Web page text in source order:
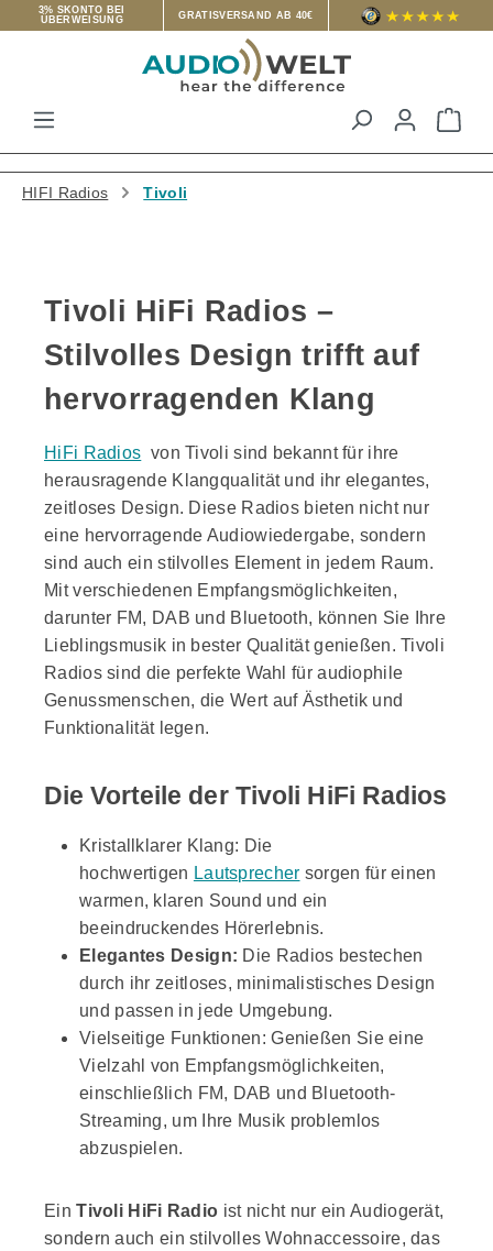
3% SKONTO BEI
ÜBERWEISUNG
GRATISVERSAND AB 40€
HIFI Radios Tivoli
Tivoli HiFi Radios –
Stilvolles Design trifft auf
hervorragenden Klang
HiFi Radios von Tivoli sind bekannt für ihre
herausragende Klangqualität und ihr elegantes,
zeitloses Design. Diese Radios bieten nicht nur
eine hervorragende Audiowiedergabe, sondern
sind auch ein stilvolles Element in jedem Raum.
Mit verschiedenen Empfangsmöglichkeiten,
darunter FM, DAB und Bluetooth, können Sie Ihre
Lieblingsmusik in bester Qualität genießen. Tivoli
Radios sind die perfekte Wahl für audiophile
Genussmenschen, die Wert auf Ästhetik und
Funktionalität legen.
Die Vorteile der Tivoli HiFi Radios
Kristallklarer Klang: Die
hochwertigen Lautsprecher sorgen für einen
warmen, klaren Sound und ein
beeindruckendes Hörerlebnis.
Elegantes Design: Die Radios bestechen
durch ihr zeitloses, minimalistisches Design
und passen in jede Umgebung.
Vielseitige Funktionen: Genießen Sie eine
Vielzahl von Empfangsmöglichkeiten,
einschließlich FM, DAB und Bluetooth-
Streaming, um Ihre Musik problemlos
abzuspielen.
EinTivoli HiFi Radio ist nicht nur ein Audiogerät,
sondern auch ein stilvolles Wohnaccessoire, das